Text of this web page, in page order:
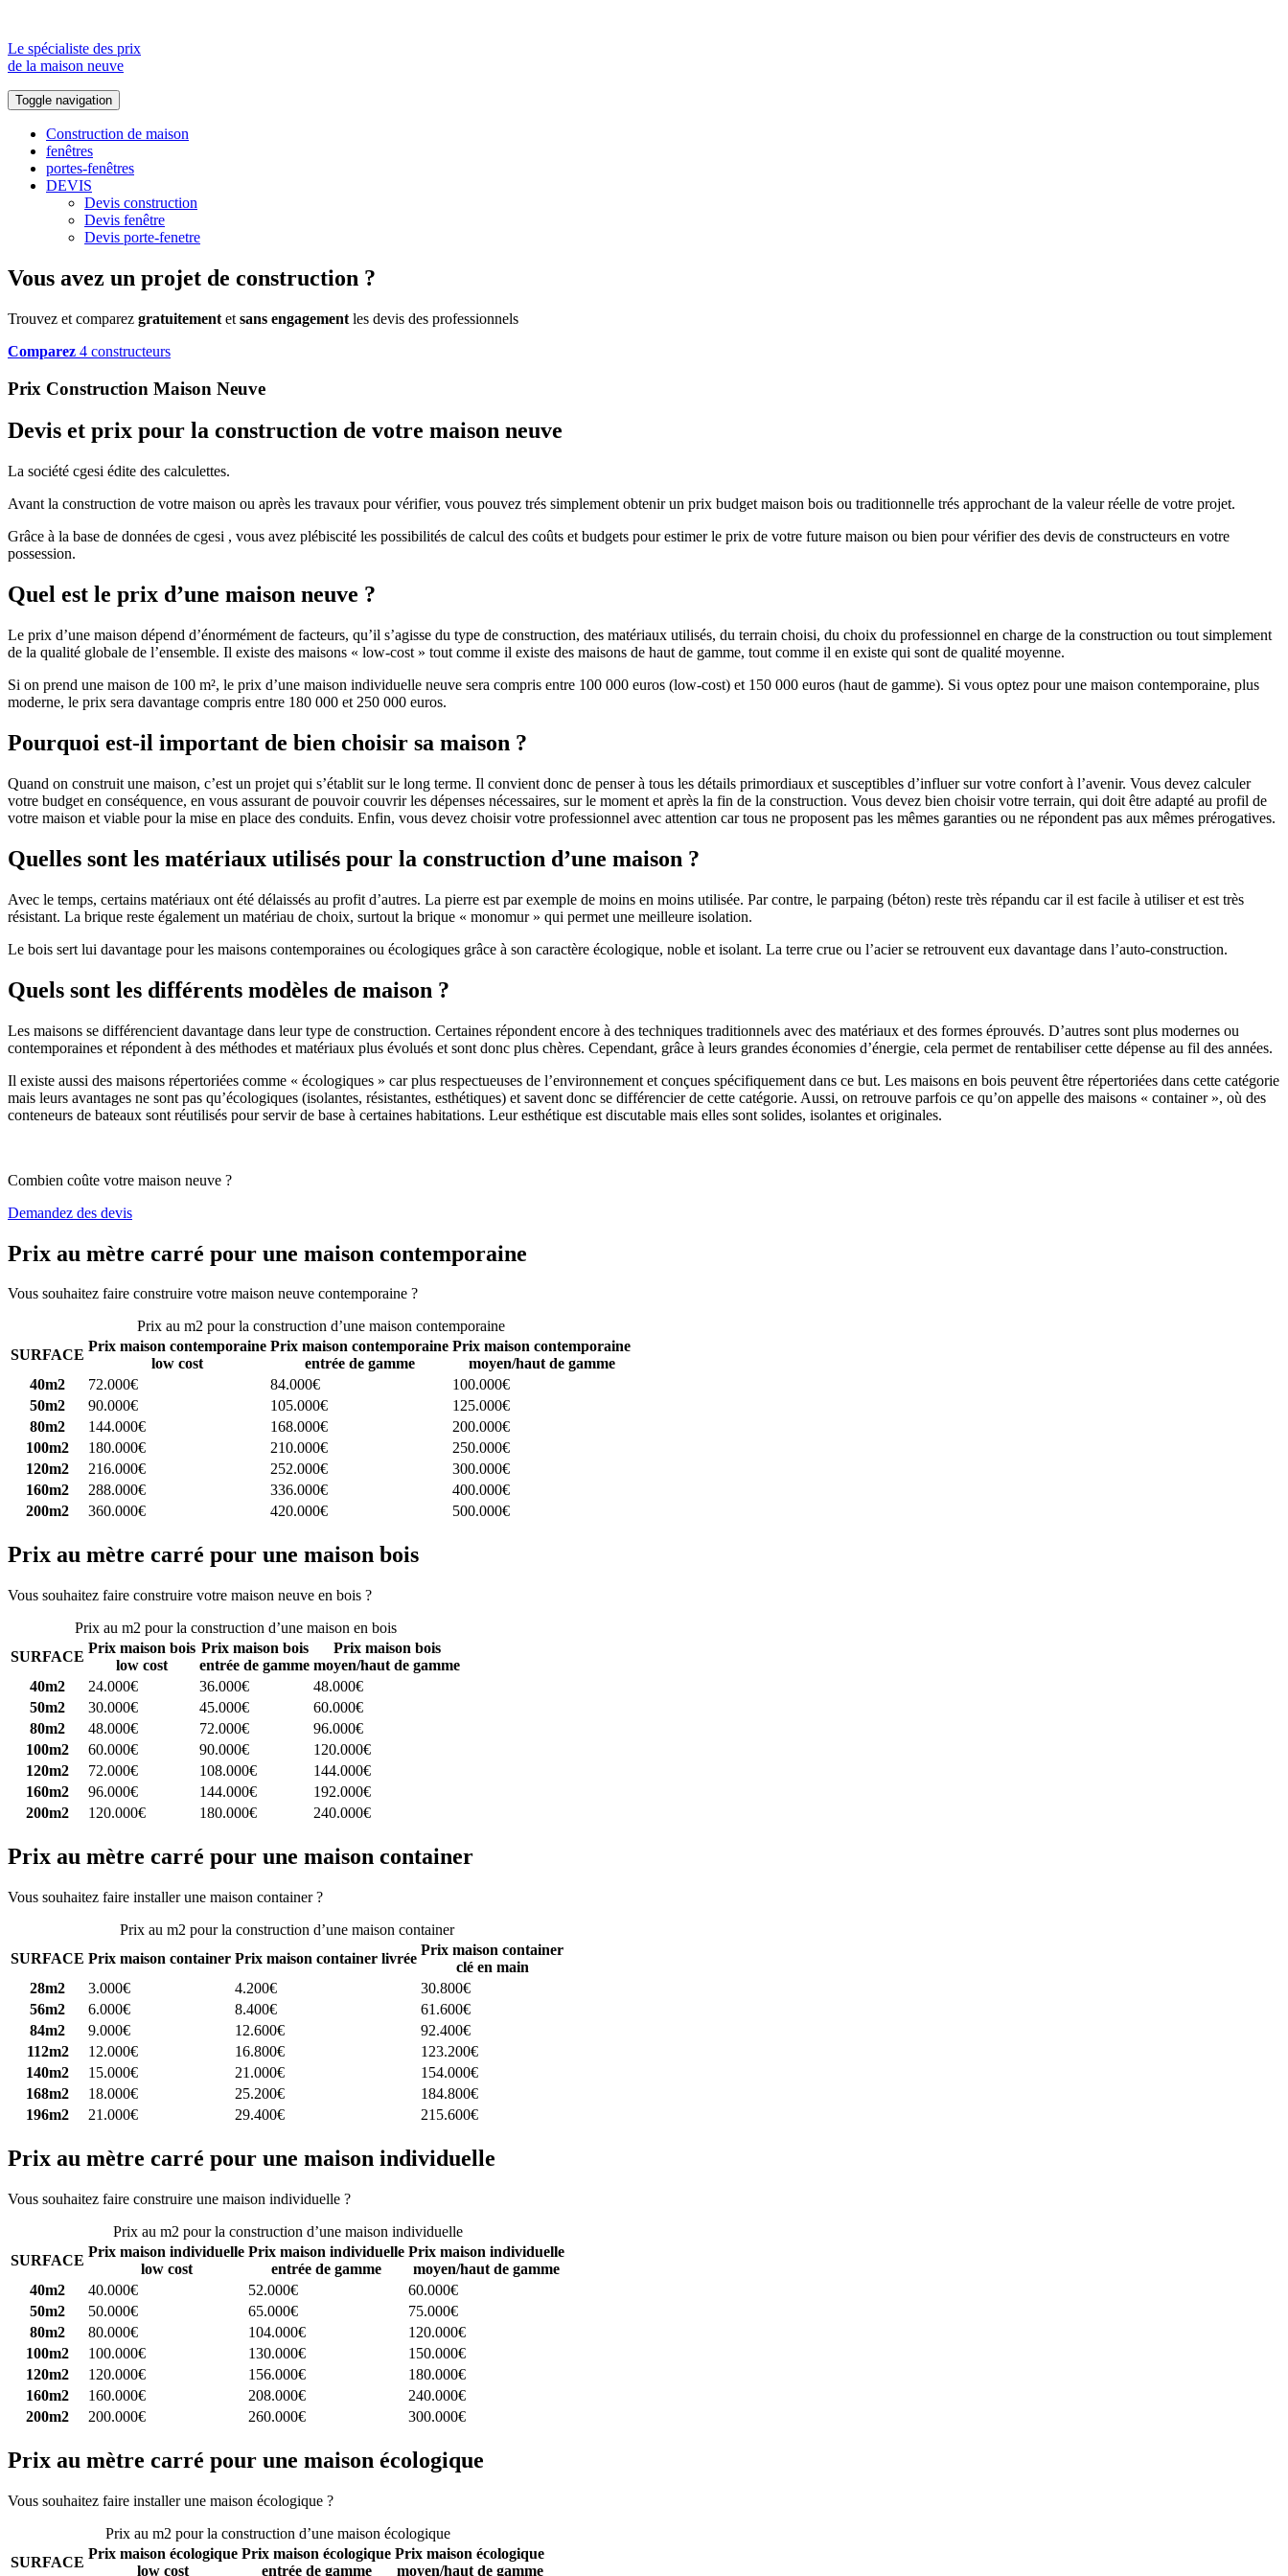
Le spécialiste des prix
de la maison neuve
Toggle navigation
Construction de maison
fenêtres
portes-fenêtres
DEVIS
Devis construction
Devis fenêtre
Devis porte-fenetre
Vous avez un projet de construction ?
Trouvez et comparez gratuitement et sans engagement les devis des professionnels
Comparez 4 constructeurs
Prix Construction Maison Neuve
Devis et prix pour la construction de votre maison neuve
La société cgesi édite des calculettes.
Avant la construction de votre maison ou après les travaux pour vérifier, vous pouvez trés simplement obtenir un prix budget maison bois ou traditionnelle trés approchant de la valeur réelle de votre projet.
Grâce à la base de données de cgesi , vous avez plébiscité les possibilités de calcul des coûts et budgets pour estimer le prix de votre future maison ou bien pour vérifier des devis de constructeurs en votre
possession.
Quel est le prix d’une maison neuve ?
Le prix d’une maison dépend d’énormément de facteurs, qu’il s’agisse du type de construction, des matériaux utilisés, du terrain choisi, du choix du professionnel en charge de la construction ou tout simplement
de la qualité globale de l’ensemble. Il existe des maisons « low-cost » tout comme il existe des maisons de haut de gamme, tout comme il en existe qui sont de qualité moyenne.
Si on prend une maison de 100 m², le prix d’une maison individuelle neuve sera compris entre 100 000 euros (low-cost) et 150 000 euros (haut de gamme). Si vous optez pour une maison contemporaine, plus
moderne, le prix sera davantage compris entre 180 000 et 250 000 euros.
Pourquoi est-il important de bien choisir sa maison ?
Quand on construit une maison, c’est un projet qui s’établit sur le long terme. Il convient donc de penser à tous les détails primordiaux et susceptibles d’influer sur votre confort à l’avenir. Vous devez calculer
votre budget en conséquence, en vous assurant de pouvoir couvrir les dépenses nécessaires, sur le moment et après la fin de la construction. Vous devez bien choisir votre terrain, qui doit être adapté au profil de
votre maison et viable pour la mise en place des conduits. Enfin, vous devez choisir votre professionnel avec attention car tous ne proposent pas les mêmes garanties ou ne répondent pas aux mêmes prérogatives.
Quelles sont les matériaux utilisés pour la construction d’une maison ?
Avec le temps, certains matériaux ont été délaissés au profit d’autres. La pierre est par exemple de moins en moins utilisée. Par contre, le parpaing (béton) reste très répandu car il est facile à utiliser et est très
résistant. La brique reste également un matériau de choix, surtout la brique « monomur » qui permet une meilleure isolation.
Le bois sert lui davantage pour les maisons contemporaines ou écologiques grâce à son caractère écologique, noble et isolant. La terre crue ou l’acier se retrouvent eux davantage dans l’auto-construction.
Quels sont les différents modèles de maison ?
Les maisons se différencient davantage dans leur type de construction. Certaines répondent encore à des techniques traditionnels avec des matériaux et des formes éprouvés. D’autres sont plus modernes ou
contemporaines et répondent à des méthodes et matériaux plus évolués et sont donc plus chères. Cependant, grâce à leurs grandes économies d’énergie, cela permet de rentabiliser cette dépense au fil des années.
Il existe aussi des maisons répertoriées comme « écologiques » car plus respectueuses de l’environnement et conçues spécifiquement dans ce but. Les maisons en bois peuvent être répertoriées dans cette catégorie
mais leurs avantages ne sont pas qu’écologiques (isolantes, résistantes, esthétiques) et savent donc se différencier de cette catégorie. Aussi, on retrouve parfois ce qu’on appelle des maisons « container », où des
conteneurs de bateaux sont réutilisés pour servir de base à certaines habitations. Leur esthétique est discutable mais elles sont solides, isolantes et originales.
Combien coûte votre maison neuve ?
Demandez des devis
Prix au mètre carré pour une maison contemporaine
Vous souhaitez faire construire votre maison neuve contemporaine ?
Prix au m2 pour la construction d’une maison contemporaine
SURFACE
Prix maison contemporaine
low cost
Prix maison contemporaine
entrée de gamme
Prix maison contemporaine
moyen/haut de gamme
40m2
72.000€ 84.000€
100.000€
50m2
90.000€ 105.000€
125.000€
80m2
144.000€ 168.000€
200.000€
100m2
180.000€ 210.000€
250.000€
120m2
216.000€ 252.000€
300.000€
160m2
288.000€ 336.000€
400.000€
200m2
360.000€ 420.000€ 500.000€
Prix au mètre carré pour une maison bois
Vous souhaitez faire construire votre maison neuve en bois ?
Prix au m2 pour la construction d’une maison en bois
SURFACE
Prix maison bois
low cost
Prix maison bois
entrée de gamme
Prix maison bois
moyen/haut de gamme
40m2
24.000€ 36.000€
48.000€
50m2
30.000€ 45.000€
60.000€
80m2
48.000€ 72.000€
96.000€
100m2
60.000€ 90.000€
120.000€
120m2
72.000€ 108.000€
144.000€
160m2
96.000€ 144.000€
192.000€
200m2
120.000€ 180.000€ 240.000€
Prix au mètre carré pour une maison container
Vous souhaitez faire installer une maison container ?
Prix au m2 pour la construction d’une maison container
SURFACE Prix maison container Prix maison container livrée
Prix maison container
clé en main
28m2
3.000€ 4.200€
30.800€
56m2
6.000€ 8.400€
61.600€
84m2
9.000€ 12.600€
92.400€
112m2
12.000€ 16.800€
123.200€
140m2
15.000€ 21.000€
154.000€
168m2
18.000€ 25.200€
184.800€
196m2
21.000€ 29.400€ 215.600€
Prix au mètre carré pour une maison individuelle
Vous souhaitez faire construire une maison individuelle ?
Prix au m2 pour la construction d’une maison individuelle
SURFACE
Prix maison individuelle
low cost
Prix maison individuelle
entrée de gamme
Prix maison individuelle
moyen/haut de gamme
40m2
40.000€ 52.000€
60.000€
50m2
50.000€ 65.000€
75.000€
80m2
80.000€ 104.000€
120.000€
100m2
100.000€ 130.000€
150.000€
120m2
120.000€ 156.000€
180.000€
160m2
160.000€ 208.000€
240.000€
200m2
200.000€ 260.000€ 300.000€
Prix au mètre carré pour une maison écologique
Vous souhaitez faire installer une maison écologique ?
Prix au m2 pour la construction d’une maison écologique
SURFACE
Prix maison écologique
low cost
Prix maison écologique
entrée de gamme
Prix maison écologique
moyen/haut de gamme